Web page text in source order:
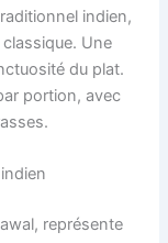
indien,
Une
du plat.
portion, avec
représente